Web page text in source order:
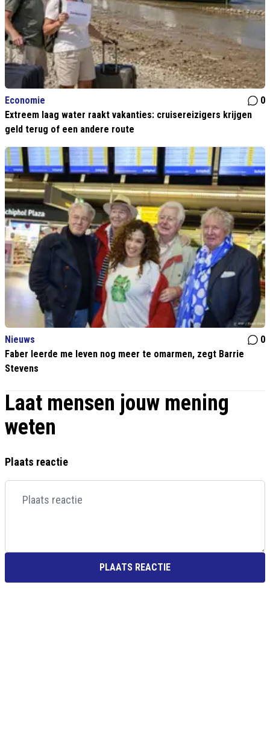
Economie
0
Extreem laag water raakt vakanties: cruisereizigers krijgen
geld terug of een andere route
Nieuws
0
Faber leerde me leven nog meer te omarmen, zegt Barrie
Stevens
Laat mensen jouw mening
weten
Plaats reactie
PLAATS REACTIE